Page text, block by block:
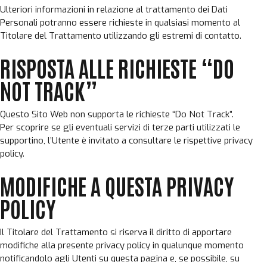
Ulteriori informazioni in relazione al trattamento dei Dati
Personali potranno essere richieste in qualsiasi momento al
Titolare del Trattamento utilizzando gli estremi di contatto.
RISPOSTA ALLE RICHIESTE “DO
NOT TRACK”
Questo Sito Web non supporta le richieste “Do Not Track”.
Per scoprire se gli eventuali servizi di terze parti utilizzati le
supportino, l’Utente è invitato a consultare le rispettive privacy
policy.
MODIFICHE A QUESTA PRIVACY
POLICY
Il Titolare del Trattamento si riserva il diritto di apportare
modifiche alla presente privacy policy in qualunque momento
notificandolo agli Utenti su questa pagina e, se possibile, su